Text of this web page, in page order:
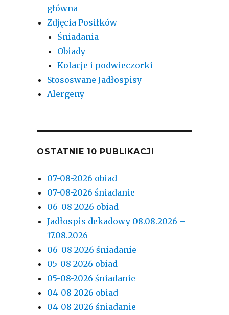
główna
Zdjęcia Posiłków
Śniadania
Obiady
Kolacje i podwieczorki
Stososwane Jadłospisy
Alergeny
OSTATNIE 10 PUBLIKACJI
07-08-2026 obiad
07-08-2026 śniadanie
06-08-2026 obiad
Jadłospis dekadowy 08.08.2026 –
17.08.2026
06-08-2026 śniadanie
05-08-2026 obiad
05-08-2026 śniadanie
04-08-2026 obiad
04-08-2026 śniadanie